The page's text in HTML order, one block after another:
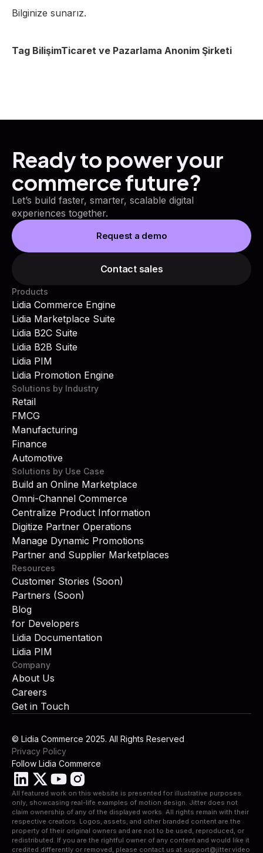
Bilginize sunarız.
Tag BilişimTicaret ve Pazarlama Anonim Şirketi
Ready to power your
commerce future?
Let’s build faster, smarter, scalable digital
experiences together.
Request a demo
Contact sales
Products
Lidia Commerce Engine
Lidia Marketplace Suite
Lidia B2C Suite
Lidia B2B Suite
Lidia PIM
Lidia Promotion Engine
Solutions by Industry
Retail
FMCG
Manufacturing
Finance
Automotive
Solutions by Use Case
Build an Online Marketplace
Omni-Channel Commerce
Centralize Product Information
Digitize Partner Operations
Manage Dynamic Promotions
Partner and Supplier Marketplaces
Resources
Customer Stories (Soon)
Partners (Soon)
Blog
for Developers
Lidia Documentation
Lidia PIM
Company
About Us
Careers
Get in Touch
© Lidia Commerce 2025. All Rights Reserved
Privacy Policy
Follow Lidia Commerce
All featured work on this website is presented for illustrative purposes
only, showcasing real-life examples of motion design. Jitter does not
claim ownership of any of the displayed works. All rights remain with their
respective creators. Logos, assets, and other branded content are the
property of their original owners and are not to be used, reproduced, or
redistributed. If you are the rightful owner of any content and would like it
credited differently or removed, please contact us at support@jitter.video